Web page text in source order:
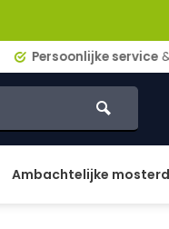
Persoonlijke service&
Ambachtelijke mosterd